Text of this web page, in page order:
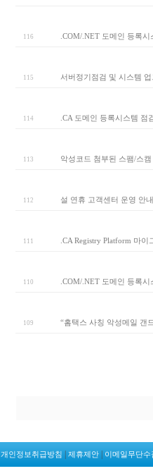
116 .COM/.NET 도메인 등록
115 서버정기점검 및 시스템
114 .CA 도메인 등록시스템 점
113 악성코드 첨부된 스팸/스
112 설 연휴 고객센터 운영 안
111 .CA Registry Platform 마이
110 .COM/.NET 도메인 등록
109 “홈택스 사칭 악성메일 갠
개인정보취급방침 제휴제안 이메일무단수